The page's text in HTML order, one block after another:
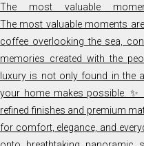
The most valuable